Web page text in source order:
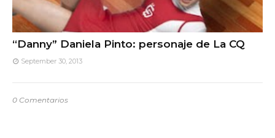
“Danny” Daniela Pinto: personaje de La CQ
September 30, 2013
0 Comentarios